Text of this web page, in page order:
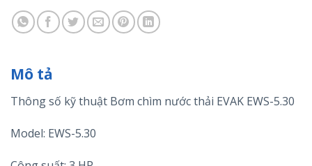
Mô tả
Thông số kỹ thuật Bơm chìm nước thải EVAK EWS-5.30
Model: EWS-5.30